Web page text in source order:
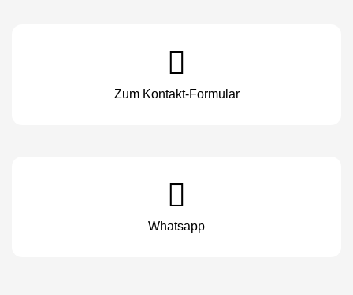
Zum Kontakt-Formular
Whatsapp